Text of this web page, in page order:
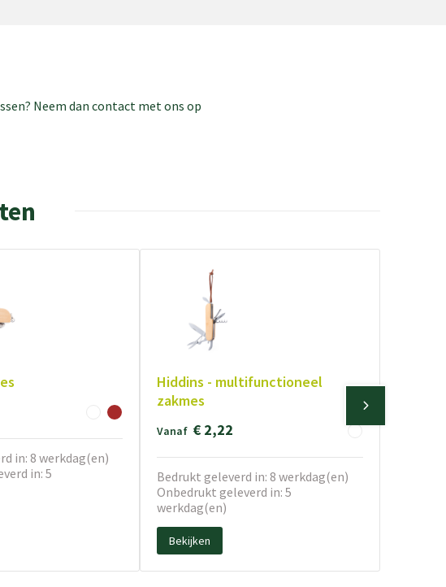
Neem dan contact met ons op
in: 8 werkdag(en)
in: 5
Hiddins - multifunctioneel
zakmes
Vanaf € 2,22
Bedrukt geleverd in: 8 werkdag(en)
Onbedrukt geleverd in: 5
werkdag(en)
Bekijken